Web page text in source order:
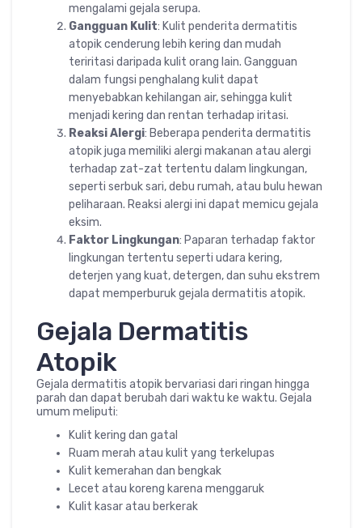
mengalami gejala serupa.
Gangguan Kulit: Kulit penderita dermatitis
atopik cenderung lebih kering dan mudah
teriritasi daripada kulit orang lain. Gangguan
dalam fungsi penghalang kulit dapat
menyebabkan kehilangan air, sehingga kulit
menjadi kering dan rentan terhadap iritasi.
Reaksi Alergi: Beberapa penderita dermatitis
atopik juga memiliki alergi makanan atau alergi
terhadap zat-zat tertentu dalam lingkungan,
seperti serbuk sari, debu rumah, atau bulu hewan
peliharaan. Reaksi alergi ini dapat memicu gejala
eksim.
Faktor Lingkungan: Paparan terhadap faktor
lingkungan tertentu seperti udara kering,
deterjen yang kuat, detergen, dan suhu ekstrem
dapat memperburuk gejala dermatitis atopik.
Gejala Dermatitis
Atopik
Gejala dermatitis atopik bervariasi dari ringan hingga
parah dan dapat berubah dari waktu ke waktu. Gejala
umum meliputi:
Kulit kering dan gatal
Ruam merah atau kulit yang terkelupas
Kulit kemerahan dan bengkak
Lecet atau koreng karena menggaruk
Kulit kasar atau berkerak